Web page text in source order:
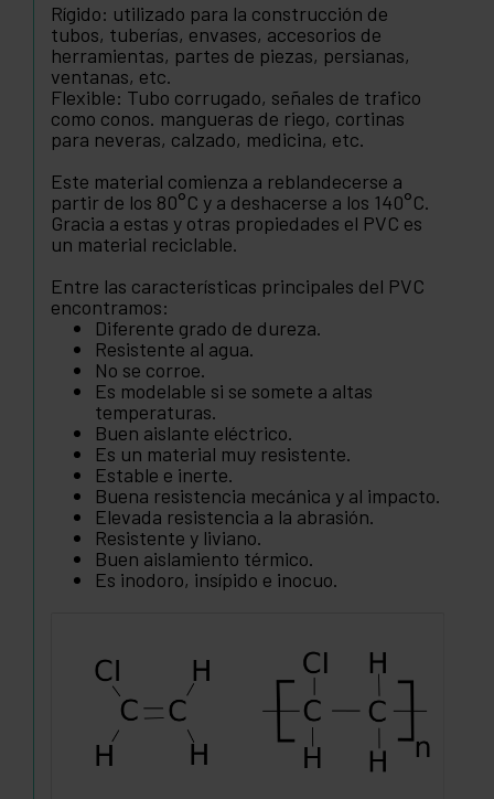
Rígido: utilizado para la construcción de
tubos, tuberías, envases, accesorios de
herramientas, partes de piezas, persianas,
ventanas, etc.
Flexible: Tubo corrugado, señales de trafico
como conos. mangueras de riego, cortinas
para neveras, calzado, medicina, etc.
Este material comienza a reblandecerse a
partir de los 80°C y a deshacerse a los 140°C.
Gracia a estas y otras propiedades el PVC es
un material reciclable.
Entre las características principales del PVC
encontramos:
Diferente grado de dureza.
Resistente al agua.
No se corroe.
Es modelable si se somete a altas
temperaturas.
Buen aislante eléctrico.
Es un material muy resistente.
Estable e inerte.
Buena resistencia mecánica y al impacto.
Elevada resistencia a la abrasión.
Resistente y liviano.
Buen aislamiento térmico.
Es inodoro, insípido e inocuo.